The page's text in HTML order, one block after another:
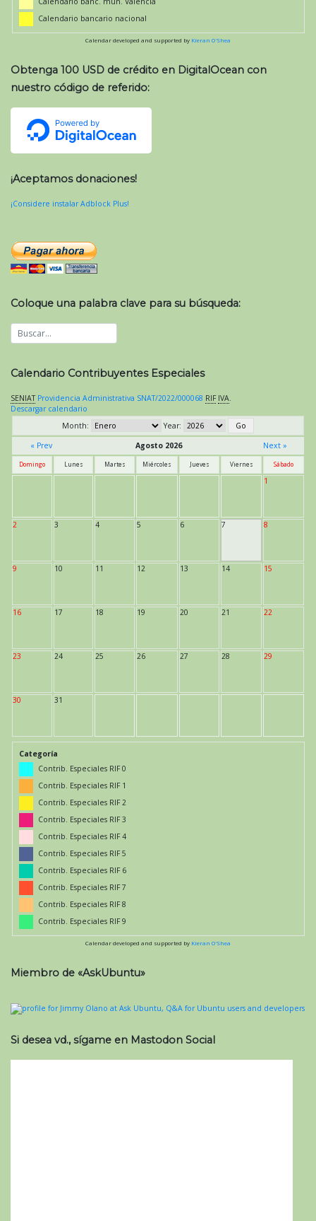
Calendario bancario nacional
Calendar developed and supported by Kieran O'Shea
Obtenga 100 USD de crédito en DigitalOcean con
nuestro código de referido:
¡Aceptamos donaciones!
¡Considere instalar Adblock Plus!
Coloque una palabra clave para su búsqueda:
Calendario Contribuyentes Especiales
SENIAT Providencia Administrativa SNAT/2022/000068 RIF IVA.
Descargar calendario
Month:
Year:
« Prev
Agosto 2026 Next »
Domingo Lunes Martes Miércoles Jueves Viernes Sábado
1
2 3 4 5 6 7 8
9 10 11 12 13 14 15
16 17 18 19 20 21 22
23 24 25 26 27 28 29
30 31
Categoría
Contrib. Especiales RIF 0
Contrib. Especiales RIF 1
Contrib. Especiales RIF 2
Contrib. Especiales RIF 3
Contrib. Especiales RIF 4
Contrib. Especiales RIF 5
Contrib. Especiales RIF 6
Contrib. Especiales RIF 7
Contrib. Especiales RIF 8
Contrib. Especiales RIF 9
Calendar developed and supported by Kieran O'Shea
Miembro de «AskUbuntu»
Si desea vd., sígame en Mastodon Social